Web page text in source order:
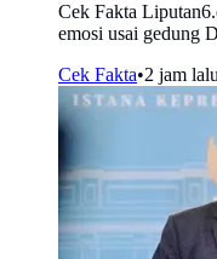
Cek Fakta
emosi usai gedung
Cek Fakta•2 jam lalu